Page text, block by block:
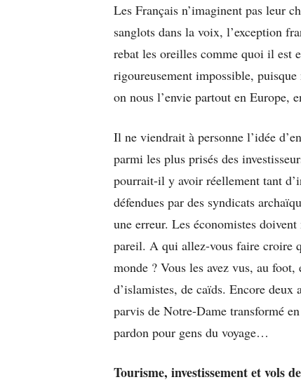
Les Français n’imaginent pas leur
sanglots dans la voix, l’exception
rebat les oreilles comme quoi il est
rigoureusement impossible,
on nous l’envie partout en Europe,
Il ne viendrait à personne l’idée
parmi les plus prisés des
pourrait-il y avoir réellement tant
défendues par des syndicats
une erreur. Les économistes
pareil. A qui allez-vous faire croire
monde ? Vous les avez vus, au
d’islamistes, de caïds. Encore
parvis de Notre-Dame transformé
pardon pour gens du voyage…
Tourisme, investissement et vols